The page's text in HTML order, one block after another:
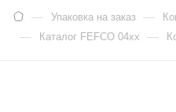
— Упаковка на заказ —
— Каталог FEFCO 04xx —